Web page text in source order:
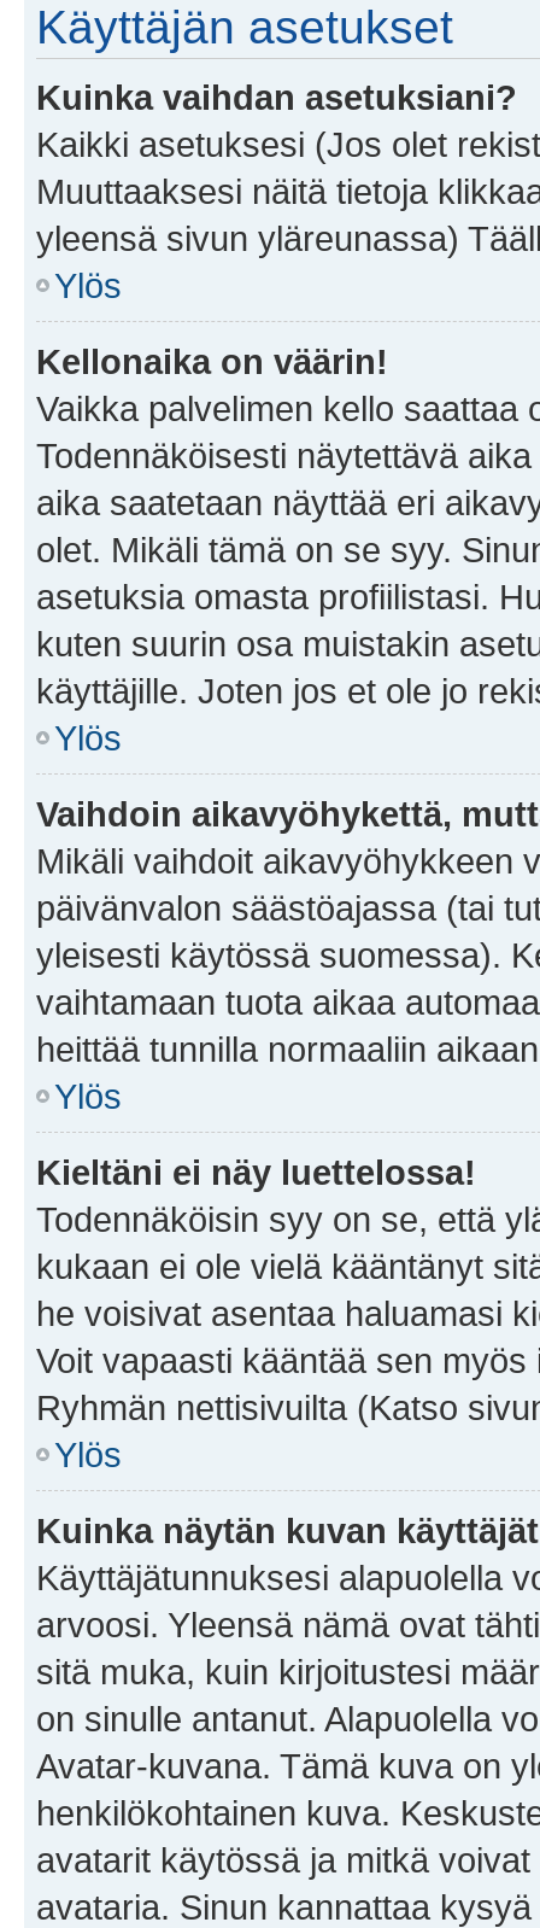
Käyttäjän asetukset
Kuinka vaihdan asetuksiani?
Kaikki asetuksesi (Jos olet
Muuttaaksesi näitä tietoja
yleensä sivun yläreunassa)
Ylös
Kellonaika on väärin!
Vaikka palvelimen kello saattaa
Todennäköisesti näytettävä
aika saatetaan näyttää eri
olet. Mikäli tämä on se syy.
asetuksia omasta profiilistasi.
kuten suurin osa muistakin
käyttäjille. Joten jos et ole jo
Ylös
Vaihdoin aikavyöhykettä,
Mikäli vaihdoit aikavyöhykkeen
päivänvalon säästöajassa (tai
yleisesti käytössä suomessa).
vaihtamaan tuota aikaa
heittää tunnilla normaaliin
Ylös
Kieltäni ei näy luettelossa!
Todennäköisin syy on se, että
kukaan ei ole vielä kääntänyt
he voisivat asentaa haluamasi
Voit vapaasti kääntää sen
Ryhmän nettisivuilta (Katso
Ylös
Kuinka näytän kuvan
Käyttäjätunnuksesi alapuolella
arvoosi. Yleensä nämä ovat
sitä muka, kuin kirjoitustesi
on sinulle antanut. Alapuolella
Avatar-kuvana. Tämä kuva on
henkilökohtainen kuva.
avatarit käytössä ja mitkä
avataria. Sinun kannattaa